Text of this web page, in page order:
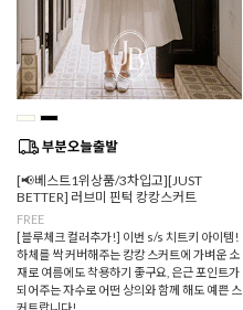
[📢베스트1위상품/3차입고][JUST
BETTER] 러브미 핀턱 캉캉스커트
FREE
[블루체크 컬러추가!] 이번 s/s 치트키 아이템!
하체를 싹 커버해주는 캉캉 스커트에 가벼운 소
재로 여름에도 착용하기 좋구요, 은근 포인트가
되어주는 자수로 어떤 상의와 함께 해도 예쁜 스
커트랍니다!